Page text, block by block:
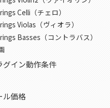
Celli（チェロ）
Violas（ヴィオラ）
Basses（コントラバス）
グイン動作条件
ル価格